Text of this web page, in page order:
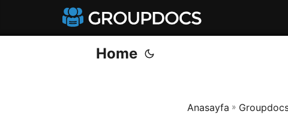
Home
Anasayfa »